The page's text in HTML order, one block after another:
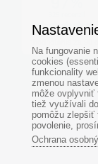
©
Na fungovanie
cookies
funkcionality
zmenou
môže ovplyvniť
tiež využívali
pomôžu zlepšiť
povolenie,
Ochrana